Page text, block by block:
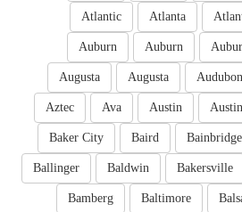
Atlanta
Atlantic
Auburn
Auburn
Audubon
Augusta
Augusta
Austin
Austin
Ava
Aztec
Bainbridge
Baird
Baker City
Bakersville
Baldwin
Ballinger
Baltimore
Bamberg